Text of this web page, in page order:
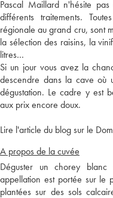
Pascal Maillard n'hésite
différents traitements.
régionale au grand cru, sont
la sélection des raisins, la
litres…
Si un jour vous avez la
descendre dans la cave où
dégustation. Le cadre y est
aux prix encore doux.
Lire l'article du blog sur le
A propos de la cuvée
Déguster un chorey
appellation est portée sur le
plantées sur des sols